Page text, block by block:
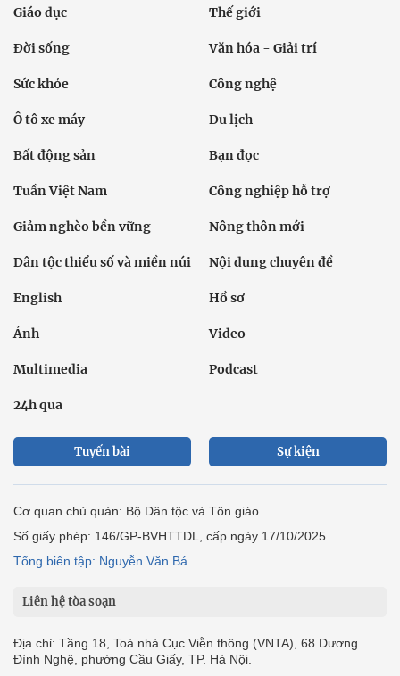
Giáo dục Thế giới
Đời sống Văn hóa - Giải trí
Sức khỏe Công nghệ
Ô tô xe máy Du lịch
Bất động sản Bạn đọc
Tuần Việt Nam Công nghiệp hỗ trợ
Giảm nghèo bền vững Nông thôn mới
Dân tộc thiểu số và miền núi Nội dung chuyên đề
English Hồ sơ
Ảnh Video
Multimedia Podcast
24h qua
Tuyến bài Sự kiện
Cơ quan chủ quản: Bộ Dân tộc và Tôn giáo
Số giấy phép: 146/GP-BVHTTDL, cấp ngày 17/10/2025
Tổng biên tập: Nguyễn Văn Bá
Liên hệ tòa soạn
Địa chỉ: Tầng 18, Toà nhà Cục Viễn thông (VNTA), 68 Dương
Đình Nghệ, phường Cầu Giấy, TP. Hà Nội.